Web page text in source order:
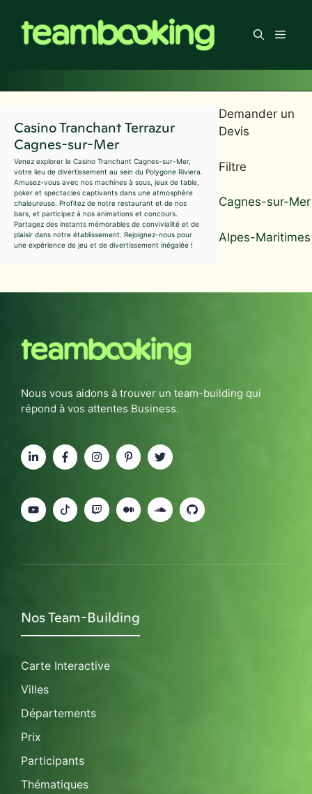
contenu
Menu
Casino Tranchant Terrazur
Cagnes-sur-Mer
Venez explorer le Casino Tranchant Cagnes-sur-Mer,
votre lieu de divertissement au sein du Polygone Riviera.
Amusez-vous avec nos machines à sous, jeux de table,
poker et spectacles captivants dans une atmosphère
chaleureuse. Profitez de notre restaurant et de nos
bars, et participez à nos animations et concours.
Partagez des instants mémorables de convivialité et de
plaisir dans notre établissement. Rejoignez-nous pour
une expérience de jeu et de divertissement inégalée !
Demander un
Devis
Filtre
Cagnes-sur-Mer
Alpes-Maritimes
Nous vous aidons à trouver un team-building qui
répond à vos attentes Business.
Nos Team-Building
Carte Interactive
Villes
Départements
Prix
Participants
Thématiques